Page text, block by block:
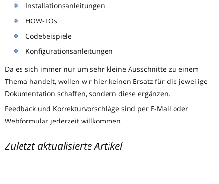
Installationsanleitungen
HOW-TOs
Codebeispiele
Konfigurationsanleitungen
Da es sich immer nur um sehr kleine Ausschnitte zu einem
Thema handelt, wollen wir hier keinen Ersatz für die jeweilige
Dokumentation schaffen, sondern diese ergänzen.
Feedback und Korrekturvorschläge sind per E-Mail oder
Webformular jederzeit willkommen.
Zuletzt aktualisierte Artikel